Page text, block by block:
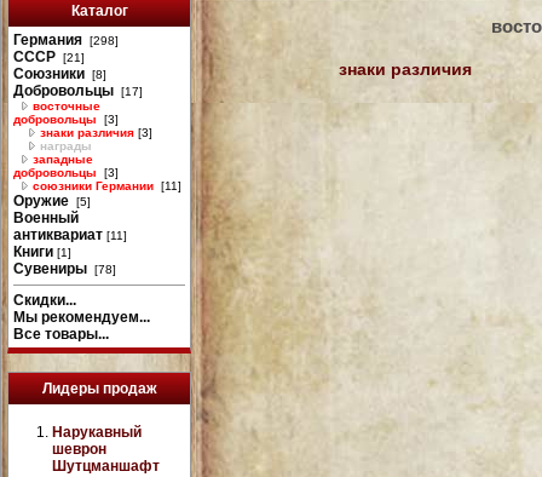
Каталог
Германия [298]
СССР [21]
Союзники [8]
Добровольцы [17]
восточные
добровольцы
[3]
знаки различия [3]
награды
западные
добровольцы
[3]
союзники Германии [11]
Оружие [5]
Военный
антиквариат [11]
Книги [1]
Сувениры [78]
Скидки...
Мы рекомендуем...
Все товары...
Лидеры продаж
Нарукавный
шеврон
Шутцманшафт
знаки различия